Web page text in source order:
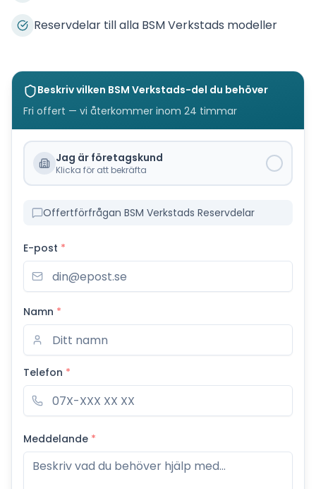
Reservdelar till alla BSM Verkstads modeller
Beskriv vilken BSM Verkstads-del du behöver
Fri offert — vi återkommer inom 24 timmar
Jag är företagskund
Klicka för att bekräfta
Offertförfrågan BSM Verkstads Reservdelar
E-post *
Namn *
Telefon *
Meddelande *